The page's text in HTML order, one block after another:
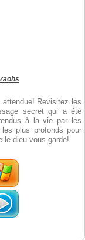
Revisitez les
secret qui a été
à la vie par les
plus profonds pour
le dieu vous garde!